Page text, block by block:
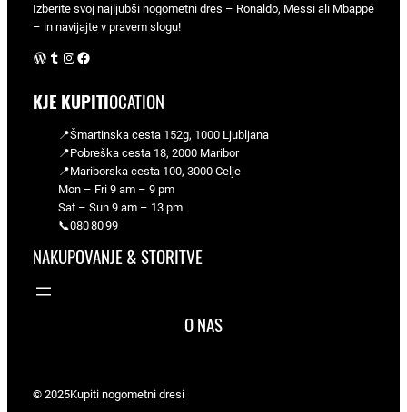
Izberite svoj najljubši nogometni dres – Ronaldo, Messi ali Mbappé
– in navijajte v pravem slogu!
WordPress Instagram Facebook
KJE KUPITIOCATION
📍Šmartinska cesta 152g, 1000 Ljubljana
📍Pobreška cesta 18, 2000 Maribor
📍Mariborska cesta 100, 3000 Celje
Mon – Fri 9 am – 9 pm
Sat – Sun 9 am – 13 pm
📞080 80 99
NAKUPOVANJE & STORITVE
O NAS
© 2025Kupiti nogometni dresi